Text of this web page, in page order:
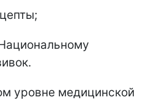
уровне медицинской